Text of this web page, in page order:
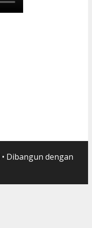
• Dibangun dengan